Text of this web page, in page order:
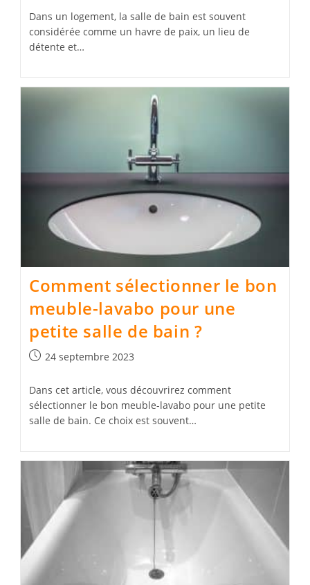
Dans un logement, la salle de bain est souvent
considérée comme un havre de paix, un lieu de
détente et…
Comment sélectionner le bon
meuble-lavabo pour une
petite salle de bain ?
Publication
24 septembre 2023
Dans cet article, vous découvrirez comment
sélectionner le bon meuble-lavabo pour une petite
salle de bain. Ce choix est souvent…